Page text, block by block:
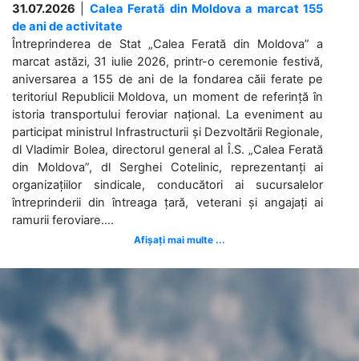
31.07.2026
Calea Ferată din Moldova a marcat 155
de ani de activitate
Întreprinderea de Stat „Calea Ferată din Moldova” a
marcat astăzi, 31 iulie 2026, printr-o ceremonie festivă,
aniversarea a 155 de ani de la fondarea căii ferate pe
teritoriul Republicii Moldova, un moment de referință în
istoria transportului feroviar național. La eveniment au
participat ministrul Infrastructurii și Dezvoltării Regionale,
dl Vladimir Bolea, directorul general al Î.S. „Calea Ferată
din Moldova”, dl Serghei Cotelinic, reprezentanți ai
organizațiilor sindicale, conducători ai sucursalelor
întreprinderii din întreaga țară, veterani și angajați ai
ramurii feroviare....
Afișați mai multe ...